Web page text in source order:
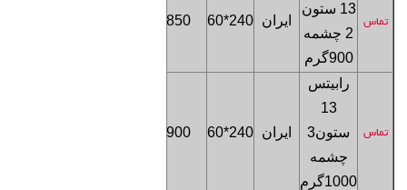
تماس
13 ستون
2 چشمه
900گرم
ایران 240*60
850
تماس
رابیتس
13
ستون3
چشمه
1000گرم
ایران 240*60
900